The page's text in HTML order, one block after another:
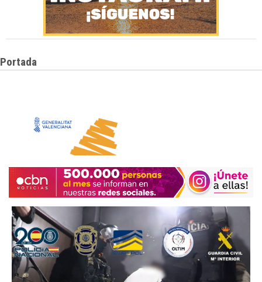
Portada